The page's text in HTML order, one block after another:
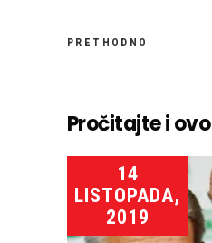
PRETHODNO
Pročitajte i ovo
14
LISTOPADA,
2019